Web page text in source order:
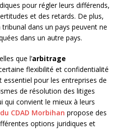
pour régler leurs différends,
et des retards. De plus,
dans un pays peuvent ne
dans un autre pays.
que l’arbitrage
flexibilité et confidentialité
essentiel pour les entreprises de
de résolution des litiges
qui convient le mieux à leurs
CDAD Morbihan propose des
options juridiques et